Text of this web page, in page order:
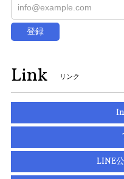
登録
Link リンク
LINE